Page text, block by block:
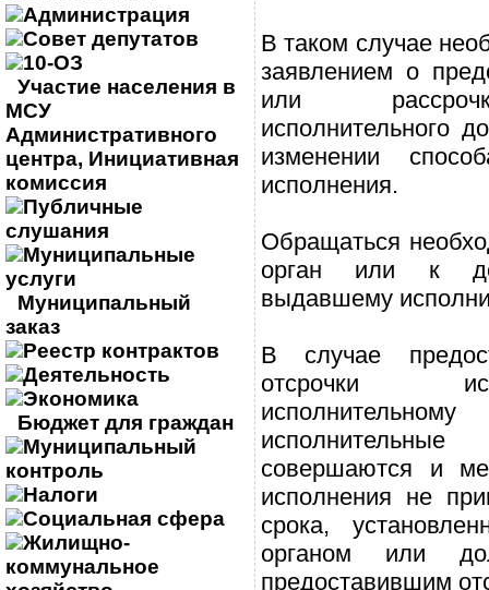
Администрация
Совет депутатов
10-ОЗ
Участие населения в
МСУ
Административного
центра, Инициативная
комиссия
Публичные
слушания
Муниципальные
услуги
Муниципальный
заказ
Реестр контрактов
Деятельность
Экономика
Бюджет для граждан
Муниципальный
контроль
Налоги
Социальная сфера
Жилищно-
коммунальное
В таком случае
заявлением о
или
исполнительного
изменении
исполнения.
Обращаться
орган или к
выдавшему
В случае
отсрочки
совершаются и
исполнения не
срока,
органом или
предоставившим